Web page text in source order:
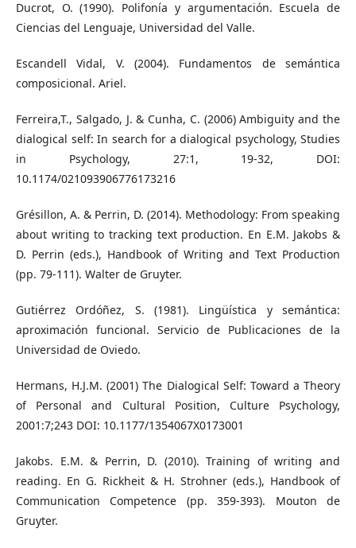
Ducrot, O. (1990). Polifonía y argumentación. Escuela de
Ciencias del Lenguaje, Universidad del Valle.
Escandell Vidal, V. (2004). Fundamentos de semántica
composicional. Ariel.
Ferreira,T., Salgado, J. & Cunha, C. (2006) Ambiguity and the
dialogical self: In search for a dialogical psychology, Studies
in Psychology, 27:1, 19-32, DOI:
10.1174/021093906776173216
Grésillon, A. & Perrin, D. (2014). Methodology: From speaking
about writing to tracking text production. En E.M. Jakobs &
D. Perrin (eds.), Handbook of Writing and Text Production
(pp. 79-111). Walter de Gruyter.
Gutiérrez Ordóñez, S. (1981). Lingüística y semántica:
aproximación funcional. Servicio de Publicaciones de la
Universidad de Oviedo.
Hermans, H.J.M. (2001) The Dialogical Self: Toward a Theory
of Personal and Cultural Position, Culture Psychology,
2001:7;243 DOI: 10.1177/1354067X0173001
Jakobs. E.M. & Perrin, D. (2010). Training of writing and
reading. En G. Rickheit & H. Strohner (eds.), Handbook of
Communication Competence (pp. 359-393). Mouton de
Gruyter.